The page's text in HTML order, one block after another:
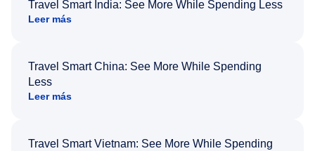
Travel Smart India: See More While Spending Less
Leer más
Travel Smart China: See More While Spending
Less
Leer más
Travel Smart Vietnam: See More While Spending